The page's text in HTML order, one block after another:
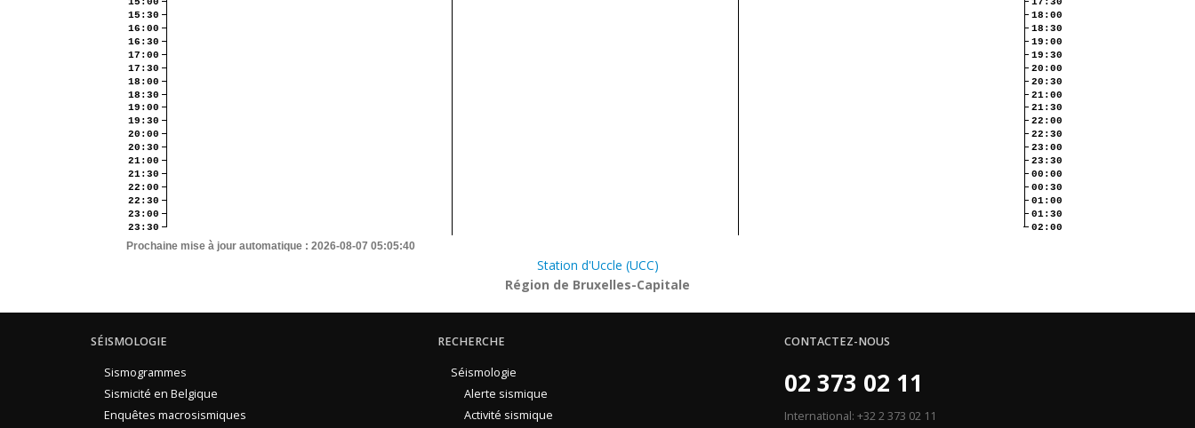
15:30
16:00
16:30
17:00
17:30
18:00
18:30
19:00
19:30
20:00
20:30
21:00
21:30
22:00
22:30
23:00
23:30
18:00
18:30
19:00
19:30
20:00
20:30
21:00
21:30
22:00
22:30
23:00
23:30
00:00
00:30
01:00
01:30
02:00
Prochaine mise à jour automatique : 2026-08-07 05:05:40
Station d'Uccle (UCC)
Région de Bruxelles-Capitale
SÉISMOLOGIE
Sismogrammes
Sismicité en Belgique
Enquêtes macrosismiques
RECHERCHE
Séismologie
Alerte sismique
Activité sismique
CONTACTEZ-NOUS
02 373 02 11
International: +32 2 373 02 11